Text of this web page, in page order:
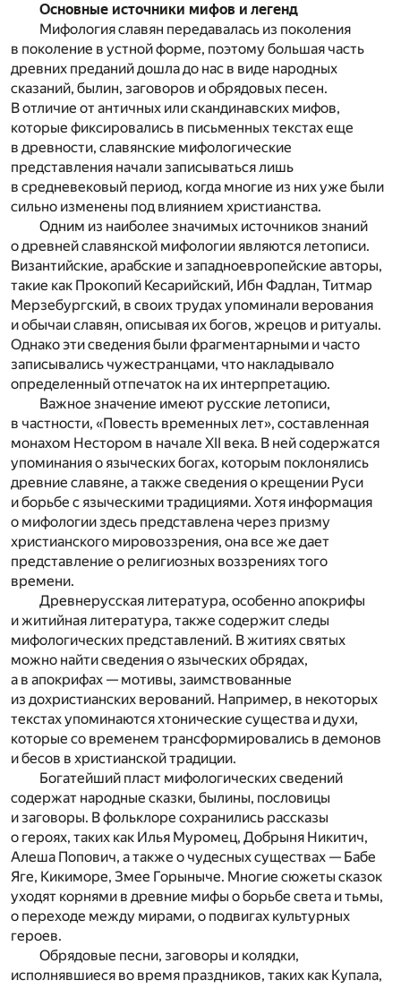
Основные источники мифов и легенд
Мифология славян передавалась из поколения
в поколение в устной форме, поэтому большая часть
древних преданий дошла до нас в виде народных
сказаний, былин, заговоров и обрядовых песен.
В отличие от античных или скандинавских мифов,
которые фиксировались в письменных текстах еще
в древности, славянские мифологические
представления начали записываться лишь
в средневековый период, когда многие из них уже были
сильно изменены под влиянием христианства.
Одним из наиболее значимых источников знаний
о древней славянской мифологии являются летописи.
Византийские, арабские и западноевропейские авторы,
такие как Прокопий Кесарийский, Ибн Фадлан, Титмар
Мерзебургский, в своих трудах упоминали верования
и обычаи славян, описывая их богов, жрецов и ритуалы.
Однако эти сведения были фрагментарными и часто
записывались чужестранцами, что накладывало
определенный отпечаток на их интерпретацию.
Важное значение имеют русские летописи,
в частности, «Повесть временных лет», составленная
монахом Нестором в начале XII века. В ней содержатся
упоминания о языческих богах, которым поклонялись
древние славяне, а также сведения о крещении Руси
и борьбе с языческими традициями. Хотя информация
о мифологии здесь представлена через призму
христианского мировоззрения, она все же дает
представление о религиозных воззрениях того
времени.
Древнерусская литература, особенно апокрифы
и житийная литература, также содержит следы
мифологических представлений. В житиях святых
можно найти сведения о языческих обрядах,
а в апокрифах — мотивы, заимствованные
из дохристианских верований. Например, в некоторых
текстах упоминаются хтонические существа и духи,
которые со временем трансформировались в демонов
и бесов в христианской традиции.
Богатейший пласт мифологических сведений
содержат народные сказки, былины, пословицы
и заговоры. В фольклоре сохранились рассказы
о героях, таких как Илья Муромец, Добрыня Никитич,
Алеша Попович, а также о чудесных существах — Бабе
Яге, Кикиморе, Змее Горыныче. Многие сюжеты сказок
уходят корнями в древние мифы о борьбе света и тьмы,
о переходе между мирами, о подвигах культурных
героев.
Обрядовые песни, заговоры и колядки,
исполнявшиеся во время праздников, таких как Купала,